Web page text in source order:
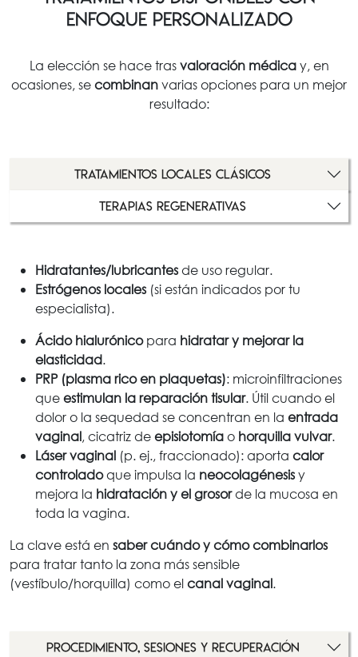
enfoque personalizado
La elección se hace trasvaloración médicay, en
ocasiones, secombinanvarias opciones para un mejor
resultado:
Tratamientos locales clásicos
Terapias regenerativas
Hidratantes/lubricantesde uso regular.
Estrógenos locales (si están indicados por tu
especialista).
Ácido hialurónicopara hidratar y mejorar la
elasticidad.
PRP (plasma rico en plaquetas): microinfiltraciones
queestimulan la reparación tisular. Útil cuando el
dolor o la sequedad se concentran en la entrada
vaginal, cicatriz deepisiotomíao horquilla vulvar.
Láser vaginal (p. ej., fraccionado): aporta calor
controladoque impulsa la neocolagénesisy
mejora la hidratación y el grosorde la mucosa en
toda la vagina.
La clave está en saber cuándo y cómo combinarlos
para tratar tanto la zona más sensible
(vestíbulo/horquilla) como elcanal vaginal.
Procedimiento, sesiones y recuperación